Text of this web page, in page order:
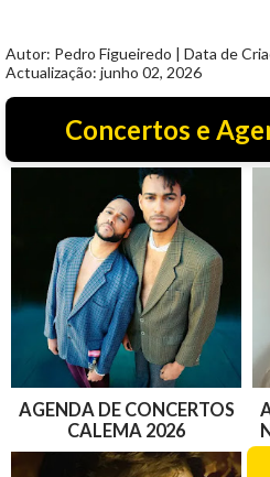
Autor: Pedro Figueiredo | Data de
Actualização: junho 02, 2026
Concertos e
AGENDA DE CONCERTOS
CALEMA 2026